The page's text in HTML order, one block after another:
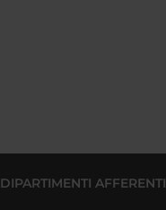
DIPARTIMENTI AFFERENTI